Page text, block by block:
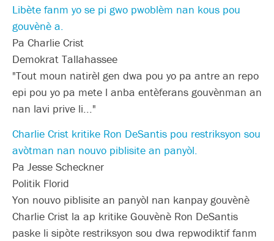
Libète fanm yo se pi gwo pwoblèm nan kous pou
gouvènè a.
Pa Charlie Crist
Demokrat Tallahassee
"Tout moun natirèl gen dwa pou yo pa antre an repo
epi pou yo pa mete l anba entèferans gouvènman an
nan lavi prive li..."
Charlie Crist kritike Ron DeSantis pou restriksyon sou
avòtman nan nouvo piblisite an panyòl.
Pa Jesse Scheckner
Politik Florid
Yon nouvo piblisite an panyòl nan kanpay gouvènè
Charlie Crist la ap kritike Gouvènè Ron DeSantis
paske li sipòte restriksyon sou dwa repwodiktif fanm